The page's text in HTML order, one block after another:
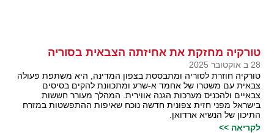
טורקיה מחזקת את אחיזתה הצבאית בסוריה
28 ב אוקטובר 2025
טורקיה חוזרת לסוריה ומתבססת בצפון המדינה, היא משתפת פעולה
צבאית עם משטרו של אחמד א-שרע ומתכוונת להקים בסיסים
צבאיים ולהכניס מערכות הגנה אווירית. המהלך מעורר חששות
בישראל מפני חזית צפונית חדשה נוכח שאיפות ההתפשטות במזרח
התיכון של הנשיא ארדואן.
לקריאה >>